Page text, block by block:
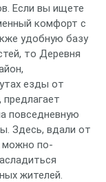
Если вы ищете
комфорт с
удобную базу
то Деревня
езды от
повседневную
Здесь, вдали от
можно по-
жителей.